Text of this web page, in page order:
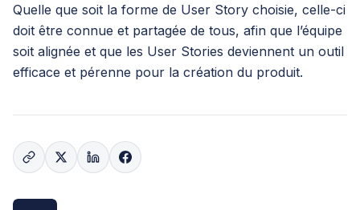
Quelle que soit la forme de User Story choisie, celle-ci
doit être connue et partagée de tous, afin que l’équipe
soit alignée et que les User Stories deviennent un outil
efficace et pérenne pour la création du produit.